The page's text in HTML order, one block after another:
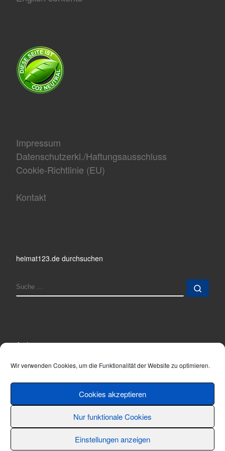
Wir verwenden Cookies, um die Funktionalität der Website zu optimieren.
Cookies akzeptieren
Nur funktionale Cookies
Einstellungen anzeigen
Impressum
Datenschutzerkl./Haftungsausschluss
Cookie-Richtlinie (EU)
Kontakt
heimat123.de durchsuchen
SUCHE
Archiv
© 2001 - 2026 Thomas Hönemann – Alle Rechte vorbehalten